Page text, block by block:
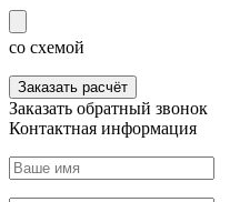
со схемой
Заказать расчёт
Заказать обратный звонок
Контактная информация